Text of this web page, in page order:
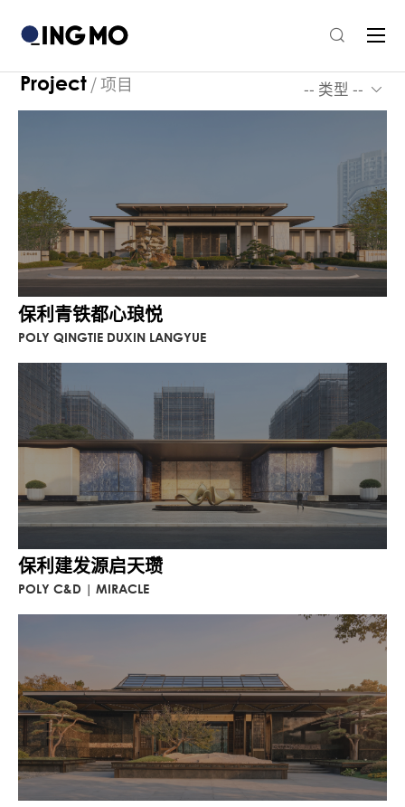
Project /项目 -- 类型 --
保利青铁都心琅悦
POLY QINGTIE DUXIN LANGYUE
保利建发源启天瓒
POLY C&D | MIRACLE